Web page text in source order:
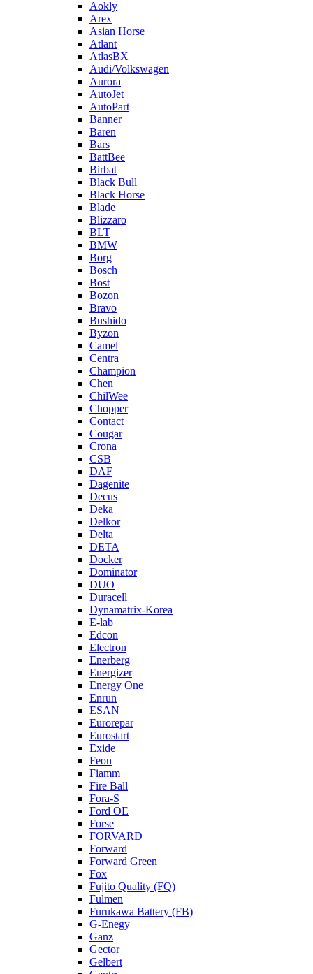
Aokly
Arex
Asian Horse
Atlant
AtlasBX
Audi/Volkswagen
Aurora
AutoJet
AutoPart
Banner
Baren
Bars
BattBee
Birbat
Black Bull
Black Horse
Blade
Blizzaro
BLT
BMW
Borg
Bosch
Bost
Bozon
Bravo
Bushido
Byzon
Camel
Centra
Champion
Chen
ChilWee
Chopper
Contact
Cougar
Crona
CSB
DAF
Dagenite
Decus
Deka
Delkor
Delta
DETA
Docker
Dominator
DUO
Duracell
Dynamatrix-Korea
E-lab
Edcon
Electron
Enerberg
Energizer
Energy One
Enrun
ESAN
Eurorepar
Eurostart
Exide
Feon
Fiamm
Fire Ball
Fora-S
Ford OE
Forse
FORVARD
Forward
Forward Green
Fox
Fujito Quality (FQ)
Fulmen
Furukawa Battery (FB)
G-Enegy
Ganz
Gector
Gelbert